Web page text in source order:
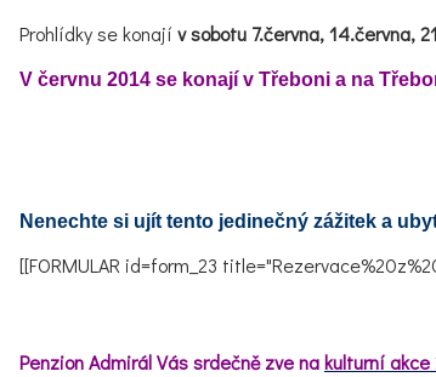
Prohlídky se konají v sobotu 7.června, 14.června,
V červnu 2014 se konají v Třeboni a na
Nenechte si ujít tento jedinečný zážitek a
[[FORMULAR id=form_23
Penzion Admirál Vás srdečně zve nakulturní akce